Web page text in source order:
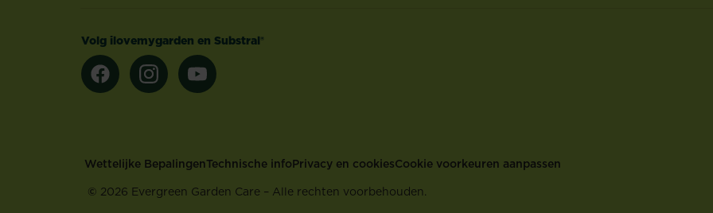
Volg ilovemygarden en Substral®
Footer
Wettelijke BepalingenTechnische infoPrivacy en cookiesCookie voorkeuren aanpassen
© 2026 Evergreen Garden Care – Alle rechten voorbehouden.